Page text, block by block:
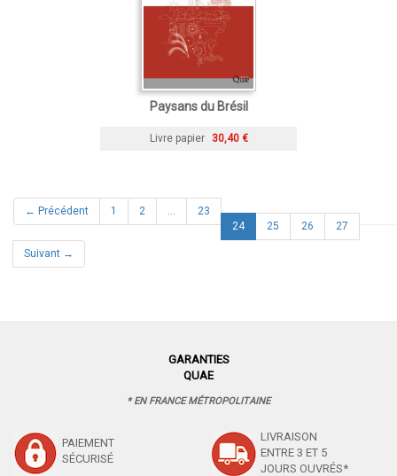
Paysans du Brésil
Livre papier 30,40 €
← Précédent 1 2 …
23
24(current)
25 26 27
Suivant →
GARANTIES
QUAE
* EN FRANCE MÉTROPOLITAINE
PAIEMENT
SÉCURISÉ
LIVRAISON
ENTRE 3 ET 5
JOURS OUVRÉS*